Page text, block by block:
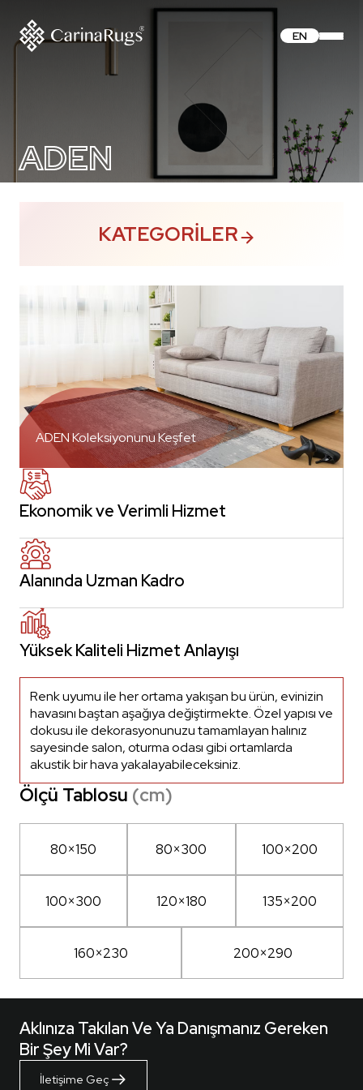
EN
ADEN
ADEN Koleksiyonunu Keşfet
Ekonomik ve Verimli Hizmet
Alanında Uzman Kadro
Yüksek Kaliteli Hizmet Anlayışı
Renk uyumu ile her ortama yakışan bu ürün, evinizin
havasını baştan aşağıya değiştirmekte. Özel yapısı ve
dokusu ile dekorasyonunuzu tamamlayan halınız
sayesinde salon, oturma odası gibi ortamlarda
akustik bir hava yakalayabileceksiniz.
Ölçü Tablosu (cm)
80×150 80×300 100×200
100×300 120×180 135×200
160×230 200×290
KATEGORILER
Aklınıza Takılan Ve Ya Danışmanız Gereken
Bir Şey Mi Var?
İletişime Geç